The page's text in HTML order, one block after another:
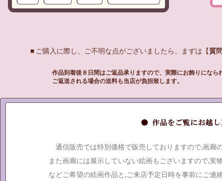
■ ご購入に際し、ご不明な点がございましたら、まずは【質
作品到着後８日間はご返品承りますので、実際にお飾りになら
ご返送される場合の送料も当店が負担致します。
通信販売では特別価格で販売しておりますので,画廊
また画廊には展示していない絵画もございますので,実
などご希望の絵画作品と,ご来店予定日時を事前にご連